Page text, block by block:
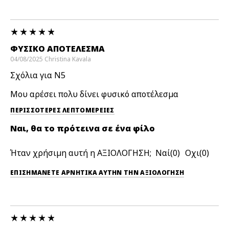
ΦΥΣΙΚΌ ΑΠΟΤΈΛΕΣΜΑ
04/08/2025 Christina Kavala
Σχόλια για N5
Μου αρέσει πολυ δίνει φυσικό αποτέλεσμα
ΠΕΡΙΣΣΌΤΕΡΕΣ ΛΕΠΤΟΜΈΡΕΙΕΣ
Ναι, θα το πρότεινα σε ένα φίλο
Ήταν χρήσιμη αυτή η ΑΞΙΟΛΟΓΗΣΗ; 0 0
ΕΠΙΣΗΜΆΝΕΤΕ ΑΡΝΗΤΙΚΆ ΑΥΤΉΝ ΤΗΝ ΑΞΙΟΛΟΓΗΣΗ